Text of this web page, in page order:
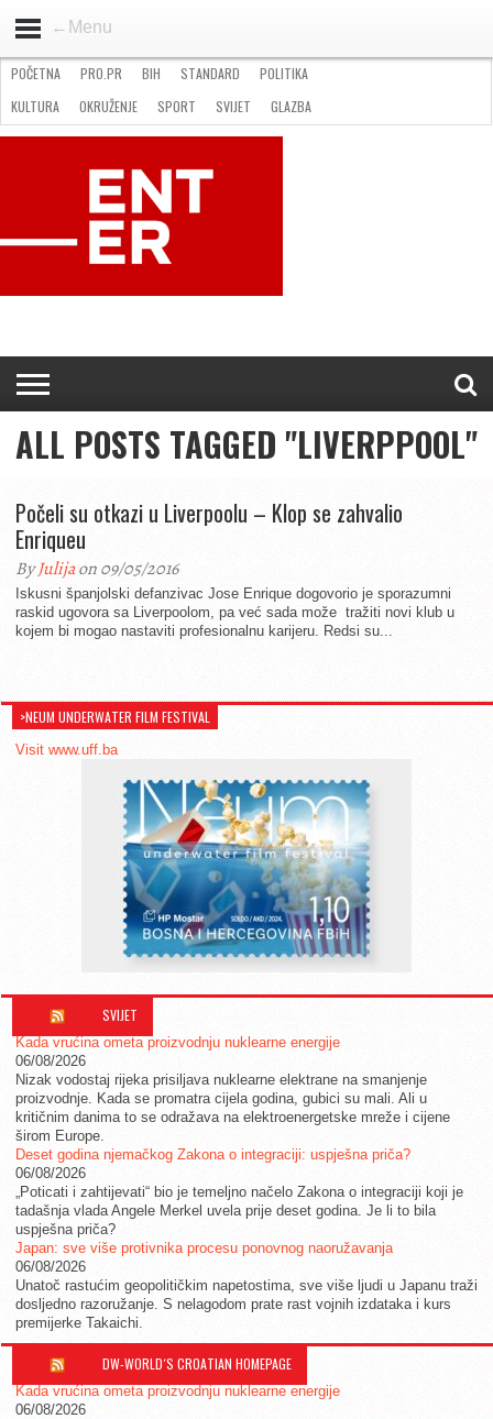
←Menu
STANDARD
GOSPODARSTVO
OKRUŽENJE
POČETNA PRO.PR BIH STANDARD
POLITIKA
KULTURA
OKRUŽENJE SPORT SVIJET
GLAZBA
NATJEČAJI
FILMING LOCATION IN BH KONTAKT
ALL POSTS TAGGED "LIVERPPOOL"
Počeli su otkazi u Liverpoolu – Klop se zahvalio
Enriqueu
ByJulijaon 09/05/2016
Iskusni španjolski defanzivac Jose Enrique dogovorio je sporazumni
raskid ugovora sa Liverpoolom, pa već sada može tražiti novi klub u
kojem bi mogao nastaviti profesionalnu karijeru. Redsi su...
>NEUM UNDERWATER FILM FESTIVAL
Visit www.uff.ba
SVIJET
Kada vrućina ometa proizvodnju nuklearne energije
06/08/2026
Nizak vodostaj rijeka prisiljava nuklearne elektrane na smanjenje
proizvodnje. Kada se promatra cijela godina, gubici su mali. Ali u
kritičnim danima to se odražava na elektroenergetske mreže i cijene
širom Europe.
Deset godina njemačkog Zakona o integraciji: uspješna priča?
06/08/2026
„Poticati i zahtijevati“ bio je temeljno načelo Zakona o integraciji koji je
tadašnja vlada Angele Merkel uvela prije deset godina. Je li to bila
uspješna priča?
Japan: sve više protivnika procesu ponovnog naoružavanja
06/08/2026
Unatoč rastućim geopolitičkim napetostima, sve više ljudi u Japanu traži
dosljedno razoružanje. S nelagodom prate rast vojnih izdataka i kurs
premijerke Takaichi.
DW-WORLD´S CROATIAN HOMEPAGE
Kada vrućina ometa proizvodnju nuklearne energije
06/08/2026